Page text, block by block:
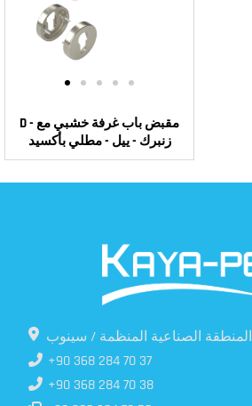
D - مقبض باب غرفة خشبي مع
زنبرك - ييل - مطلي بأكسيد
المنطقة الصناعية المنظمة / سينوب
+90 368 284 70 37
+90 368 284 70 38